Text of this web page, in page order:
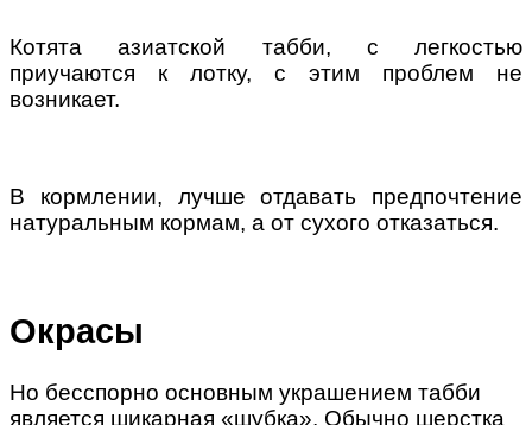
Котята азиатской табби, с легкостью
приучаются к лотку, с этим проблем не
возникает.
В кормлении, лучше отдавать предпочтение
натуральным кормам, а от сухого отказаться.
Окрасы
Но бесспорно основным украшением табби
является шикарная «шубка». Обычно шерстка